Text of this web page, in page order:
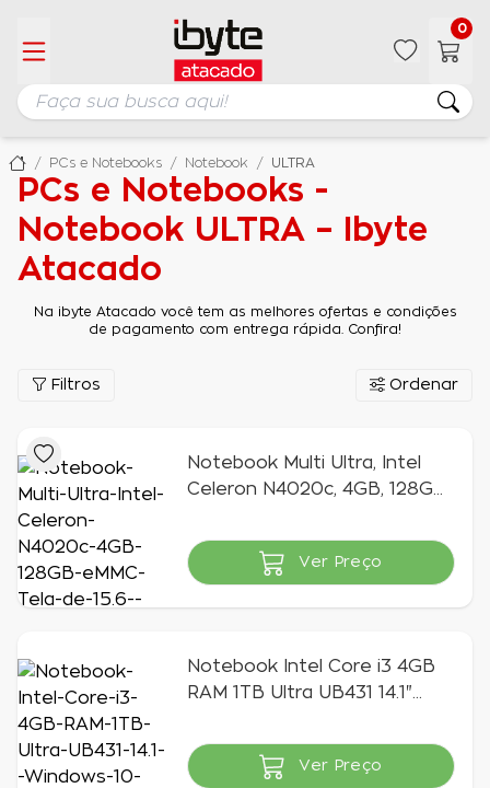
0
PCs e Notebooks Notebook ULTRA
PCs e Notebooks -
Notebook ULTRA – Ibyte
Atacado
Na ibyte Atacado você tem as melhores ofertas e condições
de pagamento com entrega rápida. Confira!
Filtros Ordenar
Notebook Multi Ultra, Intel
Celeron N4020c, 4GB, 128GB
Windows 11, Office 365, Cinza
- UB261
Indisponível
Ver Preço
Notebook Intel Core i3 4GB
RAM 1TB Ultra UB431 14.1"
Indisponível
Ver Preço